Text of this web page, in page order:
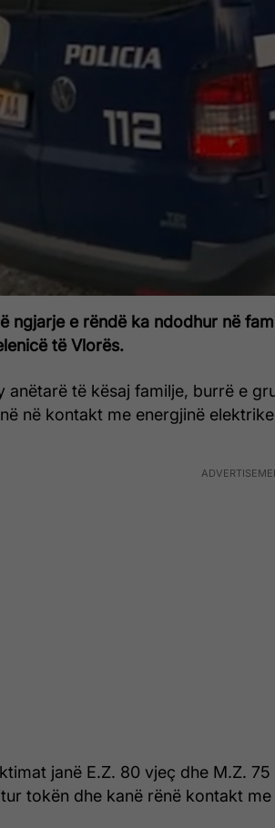
ngjarje e rëndë ka ndodhur në
të Vlorës.
anëtarë të kësaj familje, burrë e
në kontakt me energjinë
janë E.Z. 80 vjeç dhe M.Z.
tokën dhe kanë rënë kontakt